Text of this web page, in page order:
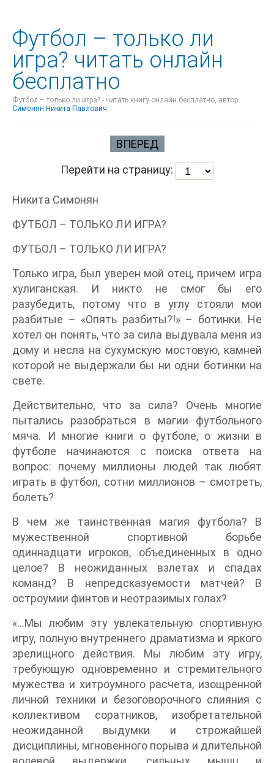
Футбол – только ли
игра? читать онлайн
бесплатно
Футбол – только ли игра? - читать книгу онлайн бесплатно, автор
Симонян Никита Павлович
ВПЕРЕД
Перейти на страницу:
Никита Симонян
ФУТБОЛ – ТОЛЬКО ЛИ ИГРА?
ФУТБОЛ – ТОЛЬКО ЛИ ИГРА?
Только игра, был уверен мой отец, причем игра
хулиганская. И никто не смог бы его
разубедить, потому что в углу стояли мои
разбитые – «Опять разбиты?!» – ботинки. Не
хотел он понять, что за сила выдувала меня из
дому и несла на сухумскую мостовую, камней
которой не выдержали бы ни одни ботинки на
свете.
Действительно, что за сила? Очень многие
пытались разобраться в магии футбольного
мяча. И многие книги о футболе, о жизни в
футболе начинаются с поиска ответа на
вопрос: почему миллионы людей так любят
играть в футбол, сотни миллионов – смотреть,
болеть?
В чем же таинственная магия футбола? В
мужественной спортивной борьбе
одиннадцати игроков, объединенных в одно
целое? В неожиданных взлетах и спадах
команд? В непредсказуемости матчей? В
остроумии финтов и неотразимых голах?
«…Мы любим эту увлекательную спортивную
игру, полную внутреннего драматизма и яркого
зрелищного действия. Мы любим эту игру,
требующую одновременно и стремительного
мужества и хитроумного расчета, изощренной
личной техники и безоговорочного слияния с
коллективом соратников, изобретательной
неожиданной выдумки и строжайшей
дисциплины, мгновенного порыва и длительной